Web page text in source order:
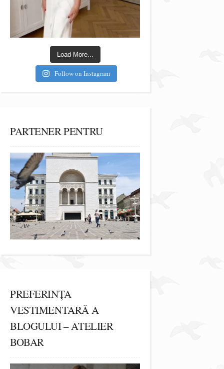
Load More...
Follow on Instagram
PARTENER PENTRU
PREFERINȚA
VESTIMENTARĂ A
BLOGULUI – ATELIER
BOBAR